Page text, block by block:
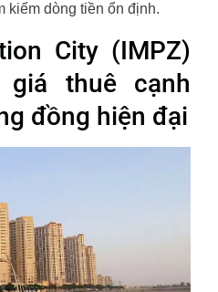
kiếm dòng tiền ổn định.
City (IMPZ)
thuê cạnh
đồng hiện đại